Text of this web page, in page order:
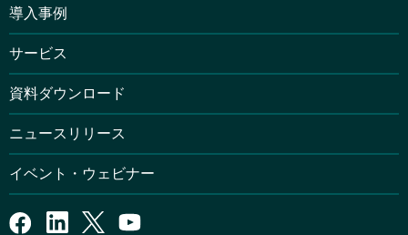
導入事例
サービス
資料ダウンロード
ニュースリリース
イベント・ウェビナー